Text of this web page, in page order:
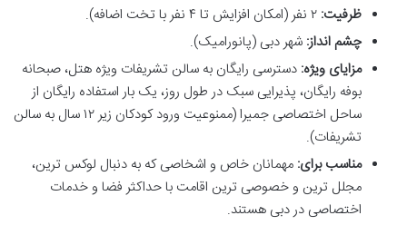
ظرفیت:
چشم انداز: شهر دبی (پانورامیک).
مزایای ویژه: دسترسی رایگان به سالن تشریفات ویژه هتل، صبحانه
بوفه رایگان، پذیرایی سبک در طول روز، یک بار استفاده رایگان از
ساحل اختصاصی جمیرا (ممنوعیت ورود کودکان زیر ۱۲ سال به سالن
تشریفات).
مناسب برای: مهمانان خاص و اشخاصی که به دنبال لوکس ترین،
مجلل ترین و خصوصی ترین اقامت با حداکثر فضا و خدمات
اختصاصی در دبی هستند.